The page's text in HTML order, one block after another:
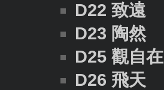
D22 致遠
D23 陶然
D25 觀自在
D26 飛天